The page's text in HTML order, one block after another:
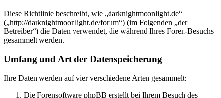
Diese Richtlinie beschreibt, wie „darknightmoonlight.de“
(„http://darknightmoonlight.de/forum“) (im Folgenden „der
Betreiber“) die Daten verwendet, die während Ihres Foren-Besuchs
gesammelt werden.
Umfang und Art der Datenspeicherung
Ihre Daten werden auf vier verschiedene Arten gesammelt:
Die Forensoftware phpBB erstellt bei Ihrem Besuch des